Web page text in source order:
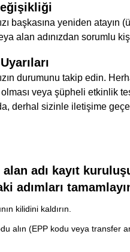
başkasına yeniden atayın
alan adınızdan sorumlu
durumunu takip edin.
veya şüpheli etkinlik
derhal sizinle iletişime
adı kayıt
adımları
kilidini kaldırın.
alın (EPP kodu veya transfer